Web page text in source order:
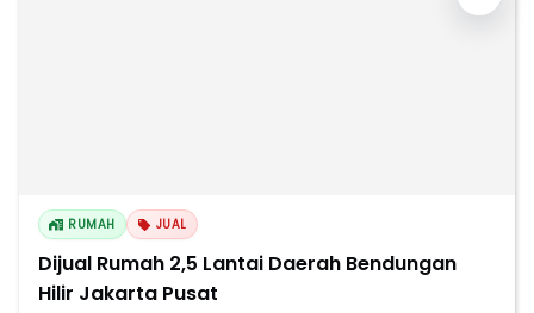
RUMAH JUAL
Dijual Rumah 2,5 Lantai Daerah Bendungan
Hilir Jakarta Pusat